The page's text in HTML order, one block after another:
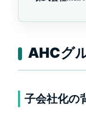
AHCグ
子会社化の